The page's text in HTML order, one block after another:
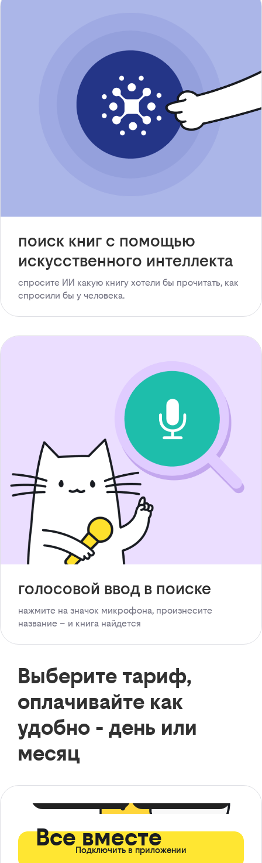
поиск книг с помощью
искусственного интеллекта
спросите ИИ какую книгу хотели бы прочитать, как
спросили бы у человека.
голосовой ввод в поиске
нажмите на значок микрофона, произнесите
название – и книга найдется
Выберите тариф,
оплачивайте как
удобно - день или
месяц
Все вместе
Подключить в приложении